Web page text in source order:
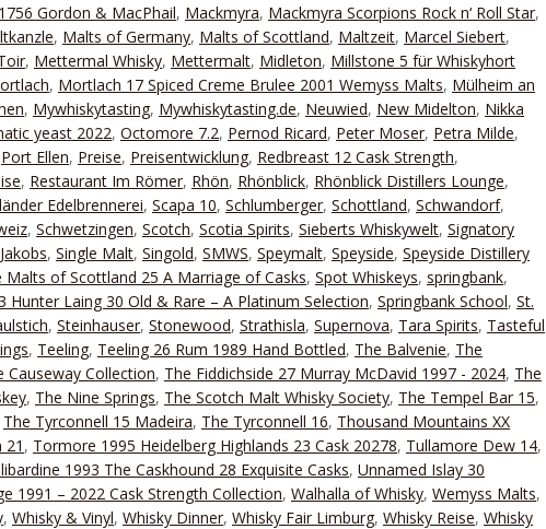
Gordon & MacPhail, Mackmyra, Mackmyra Scorpions Rock n‘ Roll Star,
, Malts of Germany, Malts of Scottland, Maltzeit, Marcel Siebert,
, Mettermal Whisky, Mettermalt, Midleton, Millstone 5 für Whiskyhort
, Mortlach 17 Spiced Creme Brulee 2001 Wemyss Malts, Mülheim an
, Mywhiskytasting, Mywhiskytasting.de, Neuwied, New Midelton, Nikka
yeast 2022, Octomore 7.2, Pernod Ricard, Peter Moser, Petra Milde,
Port Ellen, Preise, Preisentwicklung, Redbreast 12 Cask Strength,
, Restaurant Im Römer, Rhön, Rhönblick, Rhönblick Distillers Lounge,
Edelbrennerei, Scapa 10, Schlumberger, Schottland, Schwandorf,
, Schwetzingen, Scotch, Scotia Spirits, Sieberts Whiskywelt, Signatory
, Single Malt, Singold, SMWS, Speymalt, Speyside, Speyside Distillery
Malts of Scottland 25 A Marriage of Casks, Spot Whiskeys, springbank,
Hunter Laing 30 Old & Rare – A Platinum Selection, Springbank School, St.
, Steinhauser, Stonewood, Strathisla, Supernova, Tara Spirits, Tasteful
, Teeling, Teeling 26 Rum 1989 Hand Bottled, The Balvenie, The
Causeway Collection, The Fiddichside 27 Murray McDavid 1997 - 2024, The
, The Nine Springs, The Scotch Malt Whisky Society, The Tempel Bar 15,
The Tyrconnell 15 Madeira, The Tyrconnell 16, Thousand Mountains XX
21 , Tormore 1995 Heidelberg Highlands 23 Cask 20278, Tullamore Dew 14,
1993 The Caskhound 28 Exquisite Casks, Unnamed Islay 30
1991 – 2022 Cask Strength Collection, Walhalla of Whisky, Wemyss Malts,
, Whisky & Vinyl, Whisky Dinner, Whisky Fair Limburg, Whisky Reise, Whisky